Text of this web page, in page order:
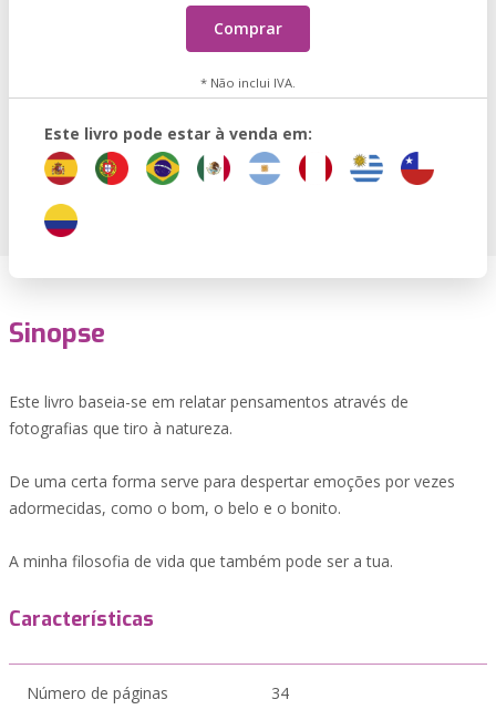
Comprar
* Não inclui IVA.
Este livro pode estar à venda em:
Sinopse
Este livro baseia-se em relatar pensamentos através de
fotografias que tiro à natureza.
De uma certa forma serve para despertar emoções por vezes
adormecidas, como o bom, o belo e o bonito.
A minha filosofia de vida que também pode ser a tua.
Características
Número de páginas 34